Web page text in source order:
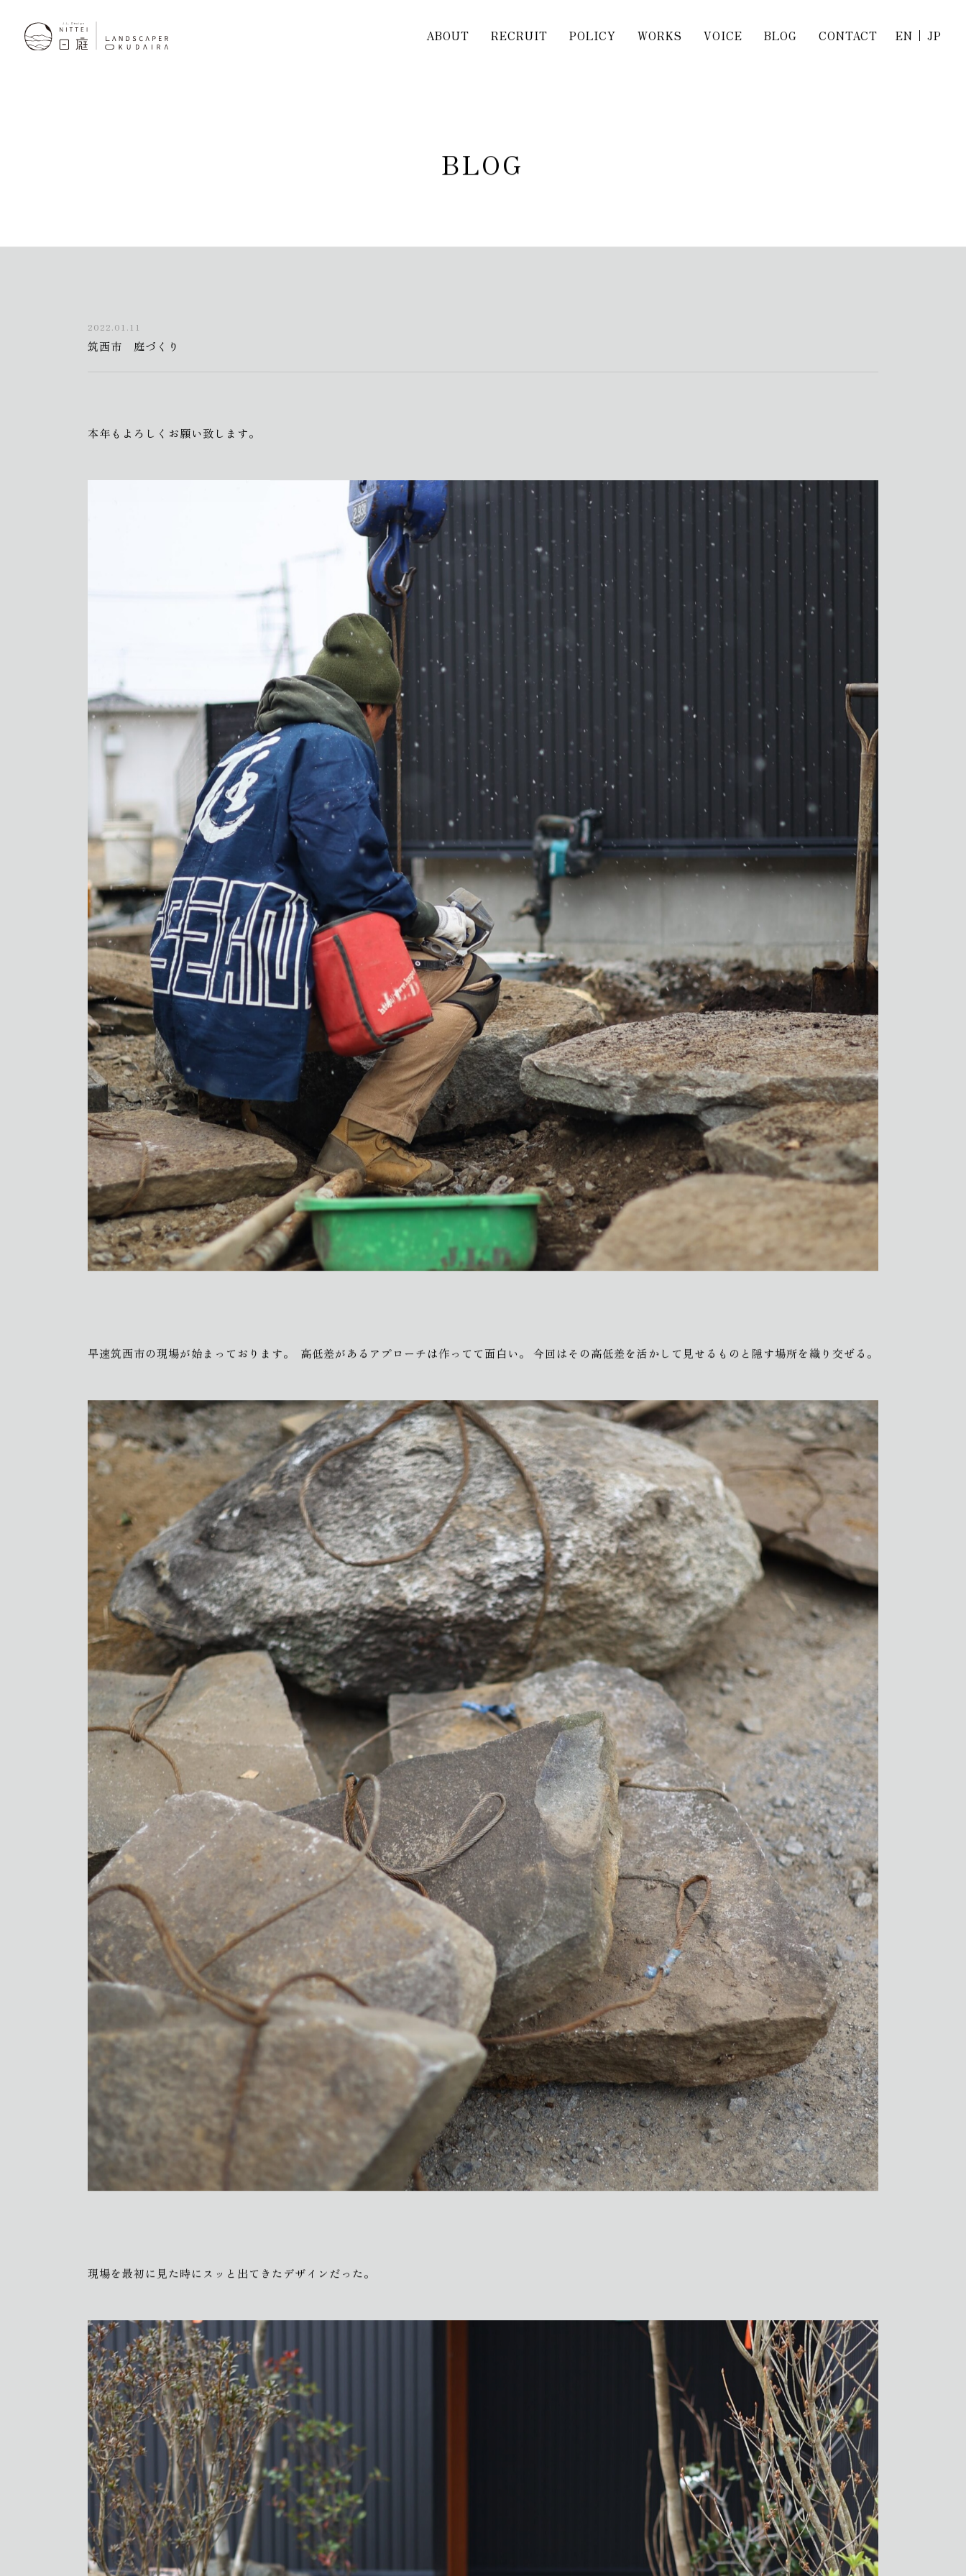
ABOUT RECRUIT POLICY WORKS VOICE BLOG CONTACT EN JP
BLOG
2022.01.11
筑西市 庭づくり
本年もよろしくお願い致します。
早速筑西市の現場が始まっております。 高低差があるアプローチは作ってて面白い。 今回はその高低差を活かして見せるものと隠す場所を織り交ぜる。
現場を最初に見た時にスッと出てきたデザインだった。